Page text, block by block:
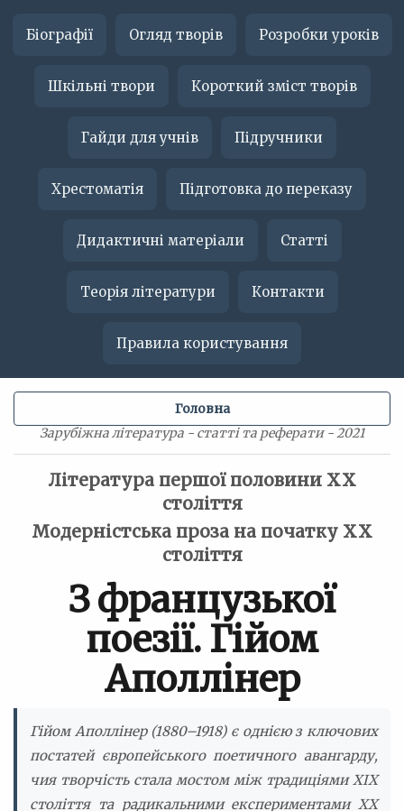
Біографії Огляд творів Розробки уроків
Шкільні твори Короткий зміст творів
Гайди для учнів Підручники
Хрестоматія Підготовка до переказу
Дидактичні матеріали Статті
Теорія літератури Контакти
Правила користування
Зарубіжна література - статті та реферати - 2021
Головна
Література першої половини ХХ
століття
Модерністська проза на початку ХХ
століття
З французької
поезії. Гійом
Аполлінер
Гійом Аполлінер (1880–1918) є однією з ключових
постатей європейського поетичного авангарду,
чия творчість стала мостом між традиціями XIX
століття та радикальними експериментами XX